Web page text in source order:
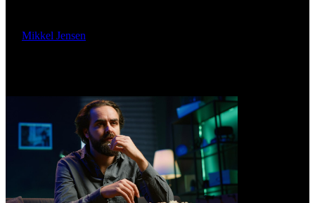
Mikkel Jensen